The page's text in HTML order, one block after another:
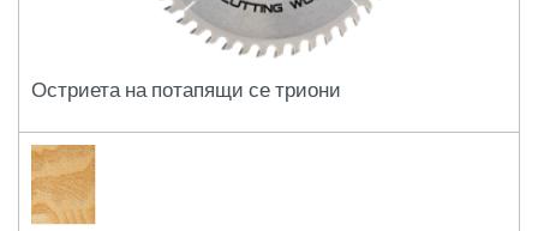
Остриета на потапящи се триони